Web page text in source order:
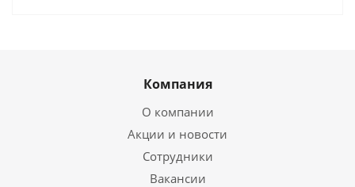
Компания
О компании
Акции и новости
Сотрудники
Вакансии